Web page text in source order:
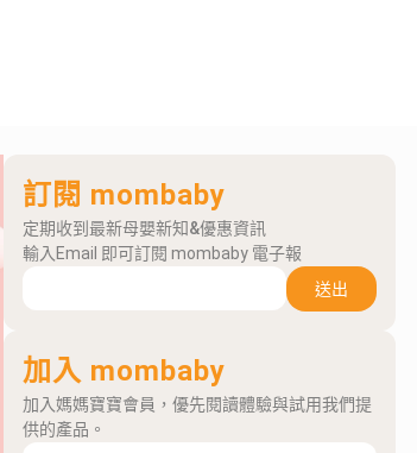
訂閱 mombaby
定期收到最新母嬰新知&優惠資訊
輸入Email 即可訂閱 mombaby 電子報
送出
加入 mombaby
加入媽媽寶寶會員，優先閱讀體驗與試用我們提
供的產品。